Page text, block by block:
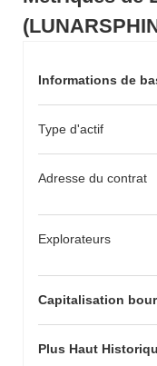
Informations de
Type d'actif
Adresse du contrat
Explorateurs
Capitalisation
Plus Haut